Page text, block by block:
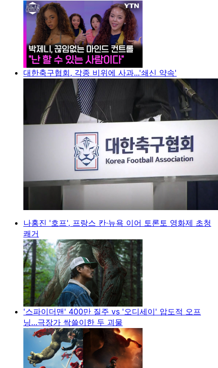
대한축구협회, 각종 비위에 사과...'쇄신 약속'
나홍진 '호프', 프랑스 칸·뉴욕 이어 토론토 영화제 초청
쾌거
'스파이더맨' 400만 질주 vs '오디세이' 압도적 오프
닝…극장가 싹쓸이한 두 괴물